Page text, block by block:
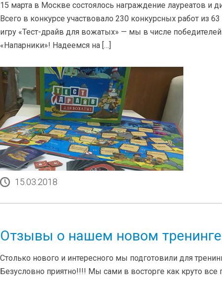
15 марта в Москве состоялось награждение лауреатов и
Всего в конкурсе участвовало 230 конкурсных работ
игру «Тест-драйв для вожатых» — мы в числе
«Напарники»! Надеемся на […]
15.03.2018
Отзывы о нашем новом тренинге
Столько нового и интересного мы подготовили для
Безусловно приятно!!!! Мы сами в восторге как круто все